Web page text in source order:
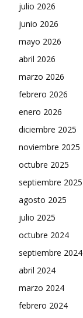
julio 2026
junio 2026
mayo 2026
abril 2026
marzo 2026
febrero 2026
enero 2026
diciembre 2025
noviembre 2025
octubre 2025
septiembre 2025
agosto 2025
julio 2025
octubre 2024
septiembre 2024
abril 2024
marzo 2024
febrero 2024